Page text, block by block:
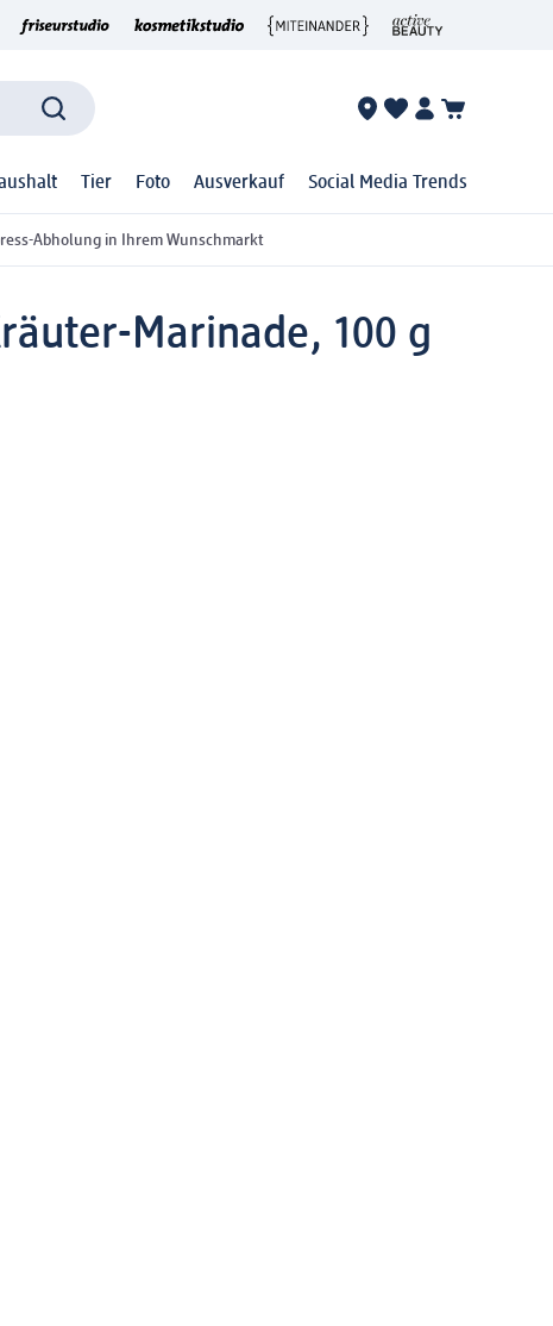
Tier Foto Ausverkauf Social Media Trends
Abholung in Ihrem Wunschmarkt
Marinade, 100 g